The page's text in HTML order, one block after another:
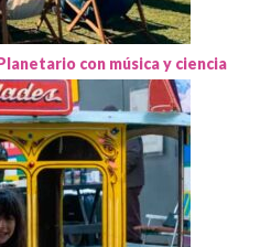
con música y ciencia